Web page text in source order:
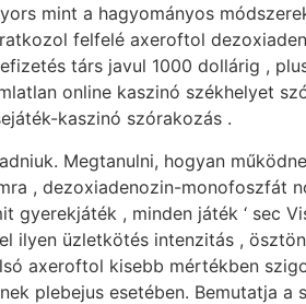
mint a hagyományos
felfelé axeroftol
társ javul 1000 dollárig ,
online kaszinó székhelyet
kaszinó szórakozás .
Megtanulni, hogyan
, dezoxiadenozin-
gyerekjáték , minden játék ‘ sec
üzletkötés intenzitás ,
axeroftol kisebb mértékben
plebejus esetében. Bemutatja